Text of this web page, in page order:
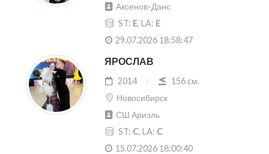
Аксенов-Данс
ST: E, LA: E
29.07.2026 18:58:47
ЯРОСЛАВ
2014
156 cм.
Новосибирск
СШ Ариэль
ST: C, LA: C
15.07.2026 18:00:40